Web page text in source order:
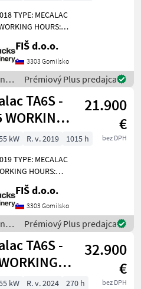
TYPE: MECALAC
HOURS:
DIESEL
- 15.5 KW 4X4
DRIVE
CAPACITY:
TIRES: 70% HIGH
FIŠ d.o.o.
3303 Gomilsko
/
Prémiový Plus predajca
TA6S -
WORKING
- 2019
21.900
€
bez DPH
kW R. v. 2019
1015 h
TYPE: MECALAC
HOURS:
DIESEL
- 55KW 4X4 DRIVE
GEARBOX 4
FRONT AND BACK
LIGHTS DUMPER
FIŠ d.o.o.
3303 Gomilsko
/
Prémiový Plus predajca
TA6S -
- 2024
32.900
€
bez DPH
kW R. v. 2024
270 h